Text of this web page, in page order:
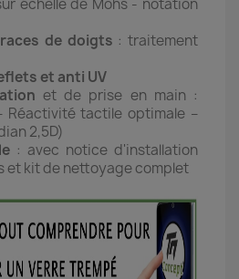
de doigts : traitement
et anti UV
et de prise en main :
Réactivité tactile optimale –
2,5D)
: avec notice d'installation
et kit de nettoyage complet